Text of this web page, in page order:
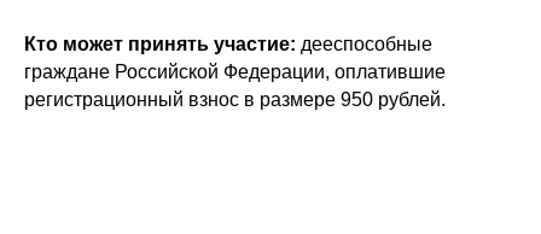
Кто может принять участие: дееспособные
граждане Российской Федерации, оплатившие
регистрационный взнос в размере 950 рублей.